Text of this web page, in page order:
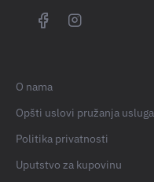
O nama
Opšti uslovi pružanja usluga
Politika privatnosti
Uputstvo za kupovinu